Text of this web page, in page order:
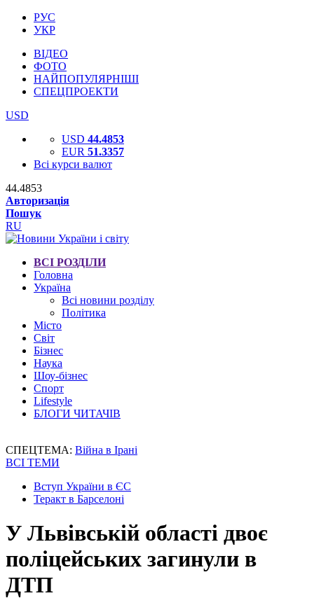
РУС
УКР
ВІДЕО
ФОТО
НАЙПОПУЛЯРНІШІ
СПЕЦПРОЕКТИ
USD
USD 44.4853
EUR 51.3357
Всі курси валют
44.4853
Авторизація
Пошук
RU
ВСІ РОЗДІЛИ
Головна
Україна
Всі новини розділу
Політика
Місто
Світ
Бізнес
Наука
Шоу-бізнес
Спорт
Lifestyle
БЛОГИ ЧИТАЧІВ
СПЕЦТЕМА: Війна в Ірані
ВСІ ТЕМИ
Вступ України в ЄС
Теракт в Барселоні
У Львівській області двоє
поліцейських загинули в
ДТП